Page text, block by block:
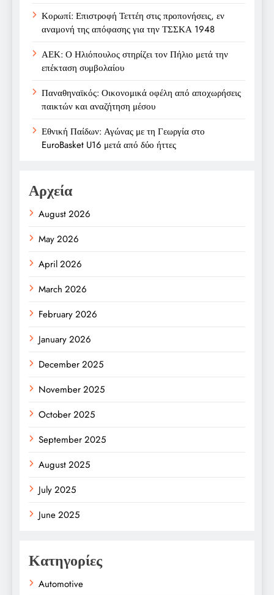
Κορωπί: Επιστροφή Τεττέη στις προπονήσεις, εν
αναμονή της απόφασης για την ΤΣΣΚΑ 1948
ΑΕΚ: Ο Ηλιόπουλος στηρίζει τον Πήλιο μετά την
επέκταση συμβολαίου
Παναθηναϊκός: Οικονομικά οφέλη από αποχωρήσεις
παικτών και αναζήτηση μέσου
Εθνική Παίδων: Αγώνας με τη Γεωργία στο
EuroBasket U16 μετά από δύο ήττες
Αρχεία
August 2026
May 2026
April 2026
March 2026
February 2026
January 2026
December 2025
November 2025
October 2025
September 2025
August 2025
July 2025
June 2025
Κατηγορίες
Automotive